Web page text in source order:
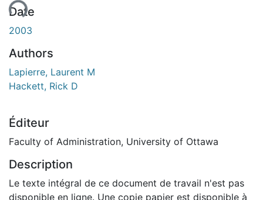
Date
2003
Authors
Lapierre, Laurent M
Hackett, Rick D
Éditeur
Faculty of Administration, University of Ottawa
Description
Le texte intégral de ce document de travail n'est pas
disponible en ligne. Une copie papier est disponible à